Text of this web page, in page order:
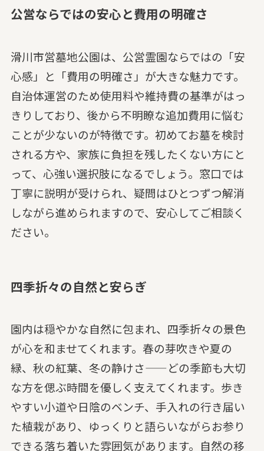
公営ならではの安心と費用の明確さ
滑川市営墓地公園は、公営霊園ならではの「安
心感」と「費用の明確さ」が大きな魅力です。
自治体運営のため使用料や維持費の基準がはっ
きりしており、後から不明瞭な追加費用に悩む
ことが少ないのが特徴です。初めてお墓を検討
される方や、家族に負担を残したくない方にと
って、心強い選択肢になるでしょう。窓口では
丁寧に説明が受けられ、疑問はひとつずつ解消
しながら進められますので、安心してご相談く
ださい。
四季折々の自然と安らぎ
園内は穏やかな自然に包まれ、四季折々の景色
が心を和ませてくれます。春の芽吹きや夏の
緑、秋の紅葉、冬の静けさ——どの季節も大切
な方を偲ぶ時間を優しく支えてくれます。歩き
やすい小道や日陰のベンチ、手入れの行き届い
た植栽があり、ゆっくりと語らいながらお参り
できる落ち着いた雰囲気があります。自然の移